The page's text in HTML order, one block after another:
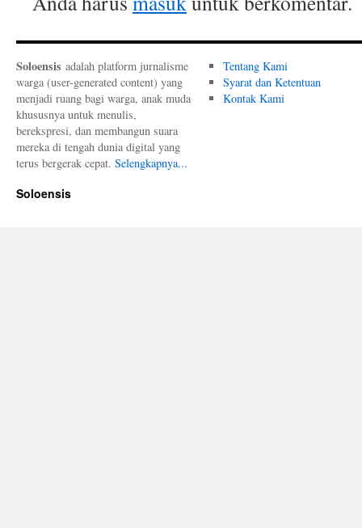
Soloensis adalah platform jurnalisme
warga (user-generated content) yang
menjadi ruang bagi warga, anak muda
khususnya untuk menulis,
berekspresi, dan membangun suara
mereka di tengah dunia digital yang
terus bergerak cepat. Selengkapnya...
Tentang Kami
Syarat dan Ketentuan
Kontak Kami
Soloensis